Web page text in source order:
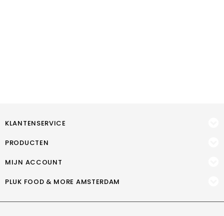
KLANTENSERVICE
PRODUCTEN
MIJN ACCOUNT
PLUK FOOD & MORE AMSTERDAM